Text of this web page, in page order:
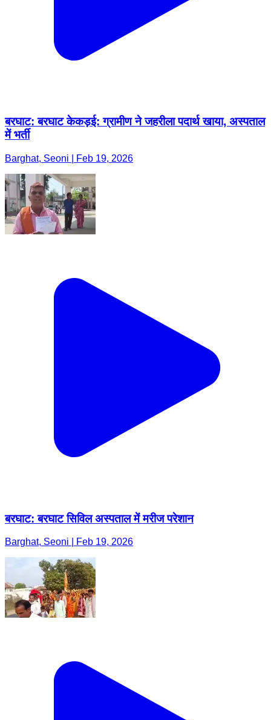
बरघाट: बरघाट केकड़ई: ग्रामीण ने जहरीला पदार्थ खाया, अस्पताल
में भर्ती
Barghat, Seoni | Feb 19, 2026
बरघाट: बरघाट सिविल अस्पताल में मरीज परेशान
Barghat, Seoni | Feb 19, 2026